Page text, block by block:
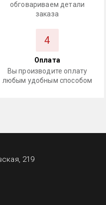
обговариваем детали
заказа
4
Оплата
Вы производите оплату
любым удобным способом
219